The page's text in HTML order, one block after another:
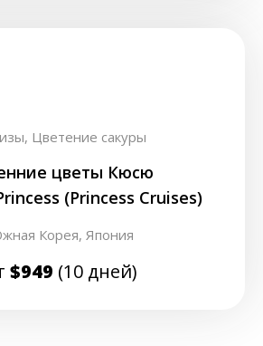
Цветение сакуры
цветы Кюсю
(Princess Cruises)
Корея, Япония
$949 (10 дней)